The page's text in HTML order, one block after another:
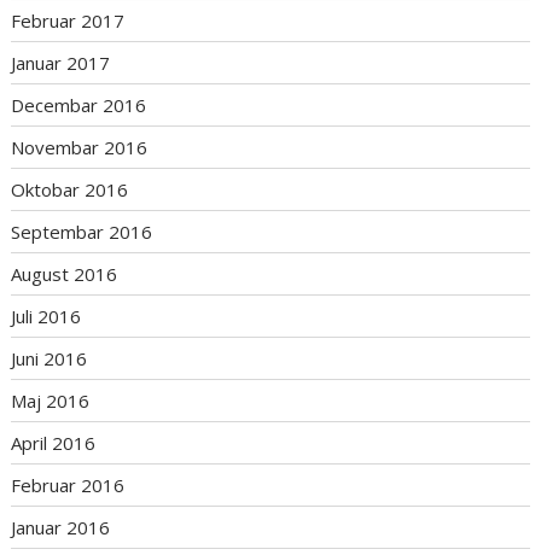
Februar 2017
Januar 2017
Decembar 2016
Novembar 2016
Oktobar 2016
Septembar 2016
August 2016
Juli 2016
Juni 2016
Maj 2016
April 2016
Februar 2016
Januar 2016